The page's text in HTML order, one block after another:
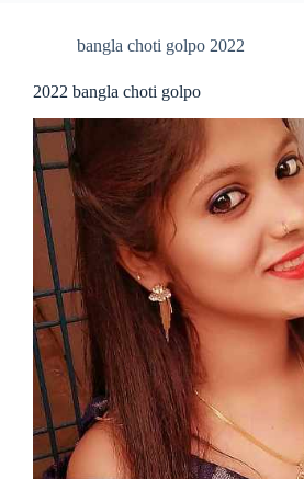
bangla choti golpo 2022
2022 bangla choti golpo